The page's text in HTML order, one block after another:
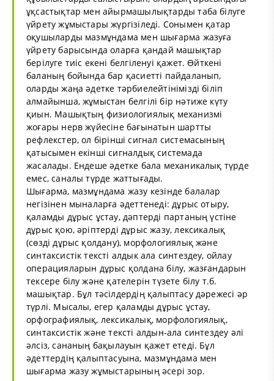
ұқсастықтар мен айырмашылықтарды таба білуге
үйрету жұмыстары жүргізіледі. Сонымен қатар
оқушыларды мазмұндама мен шығарма жазуға
үйрету барысында оларға қандай машықтар
берілуге тиіс екені белгіленуі қажет. Өйткені
баланың бойында бар қасиетті пайдаланып,
оларды жаңа әдетке тәрбиелейтінімізді біліп
алмайынша, жұмыстан белгілі бір нәтиже күту
қиын. Машықтың физиологиялық механизмі
жоғары нерв жүйесіне бағынатын шартты
рефлекстер, ол бірінші сигнал системасының
қатысымен екінші сигналдық системада
жасалады. Ендеше әдетке бала механикалық түрде
емес, саналы түрде жаттығады.
Шығарма, мазмұндама жазу кезінде балалар
негізінен мыналарға әдеттенеді: дұрыс отыру,
қаламды дұрыс ұстау, дәптерді партаның үстіне
дұрыс қою, әріптерді дұрыс жазу, лексикалық
(сөзді дұрыс қолдану), морфологиялық және
синтаксистік тексті алдык ала синтездеу, ойлау
операцияларын дұрыс қолдана білу, жазғандарын
тексере білу және қателерін түзете білу т.б.
машықтар. Бұл тәсілдердің қалыптасу дәрежесі әр
түрлі. Мысалы, егер қаламды дұрыс ұстау,
орфографиялық, лексикалық, морфологиялық,
синтаксистік және тексті алдын-ала синтездеу әлі
әлсіз, сананың бақылауын қажет етеді. Бұл
әдеттердің қалыптасуына, мазмұндама мен
шығарма жазу жұмыстарының әсері зор.